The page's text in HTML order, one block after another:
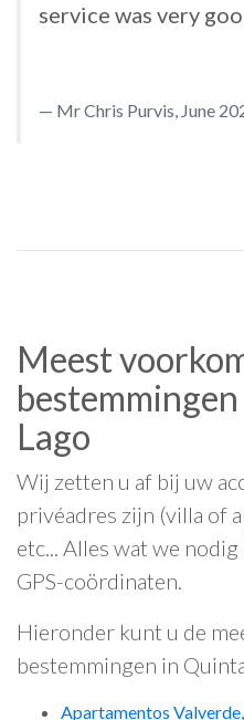
service was very
Mr Chris Purvis, June
Meest
Lago
Wij zetten u af bij uw
privéadres zijn (villa of
etc... Alles wat we
GPS-coördinaten.
Hieronder kunt u de
bestemmingen in
Apartamentos